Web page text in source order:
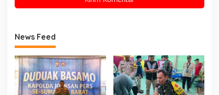
News Feed